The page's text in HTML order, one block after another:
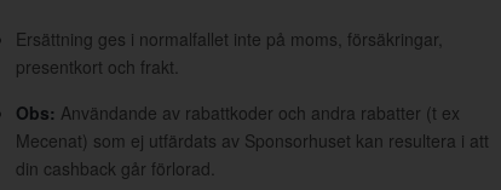
Ersättning ges i normalfallet inte på moms, försäkringar,
presentkort och frakt.
Obs: Användande av rabattkoder och andra rabatter (t ex
Mecenat) som ej utfärdats av Sponsorhuset kan resultera i att
din cashback går förlorad.